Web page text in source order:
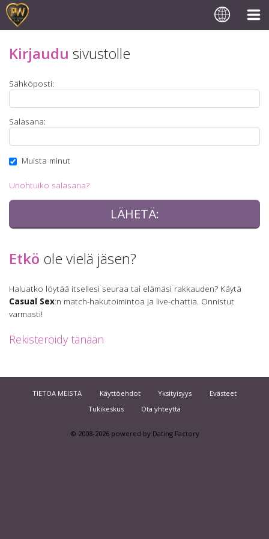
Kirjaudu sivustolle
Sähköposti:
Salasana:
Muista minut
Unohtuiko salasana?
Etkö ole vielä jäsen?
Haluatko löytää itsellesi seuraa tai elämäsi rakkauden? Käytä
Casual Sex:n match-hakutoimintoa ja live-chattia. Onnistut
varmasti!
Rekisteröidy tänään
TIETOA MEISTÄ Käyttöehdot Yksityisyys
Evästeet
Tukikeskus
Ota yhteyttä
© 2008-2026 powered by Dating Factory